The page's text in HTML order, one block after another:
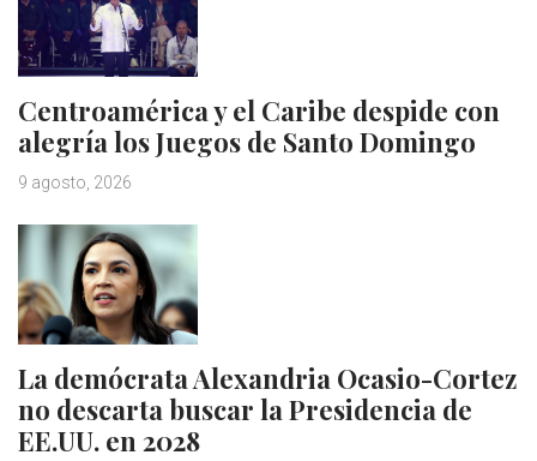
Centroamérica y el Caribe despide con
alegría los Juegos de Santo Domingo
9 agosto, 2026
La demócrata Alexandria Ocasio-Cortez
no descarta buscar la Presidencia de
EE.UU. en 2028